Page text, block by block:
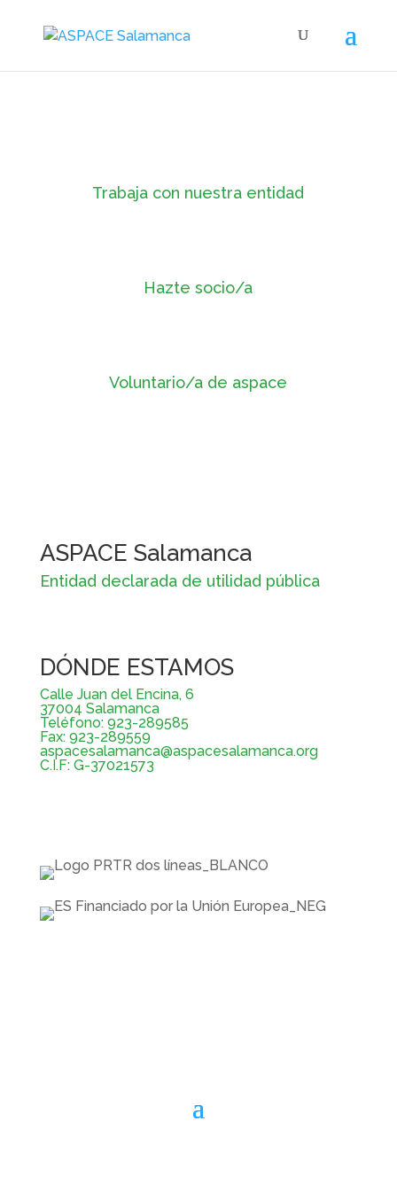
Trabaja con nuestra entidad
Hazte socio/a
Voluntario/a de aspace
ASPACE Salamanca
Entidad declarada de utilidad pública
DÓNDE ESTAMOS
Calle Juan del Encina, 6
37004 Salamanca
Teléfono: 923-289585
Fax: 923-289559
aspacesalamanca@aspacesalamanca.org
C.I.F: G-37021573